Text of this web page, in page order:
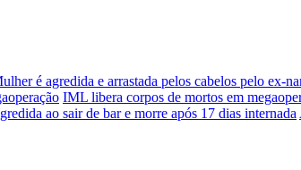
é agredida e arrastada pelos cabelos pelo ex-
IML libera corpos de mortos em
ao sair de bar e morre após 17 dias internada